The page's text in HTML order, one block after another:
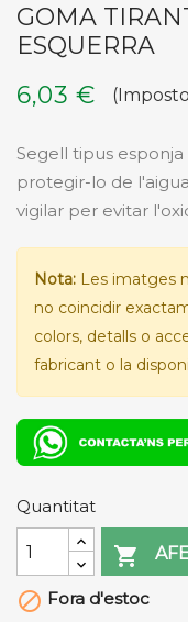
GOMA
ESQUERRA
6,03 €
Segell tipus
protegir-lo de
vigilar per evitar
Nota: Les imatges
no coincidir
colors, detalls o
fabricant o la
Quantitat

 Fora d'estoc